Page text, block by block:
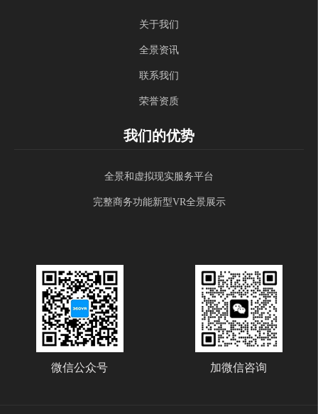
关于我们
全景资讯
联系我们
荣誉资质
我们的优势
全景和虚拟现实服务平台
完整商务功能新型VR全景展示
微信公众号 加微信咨询